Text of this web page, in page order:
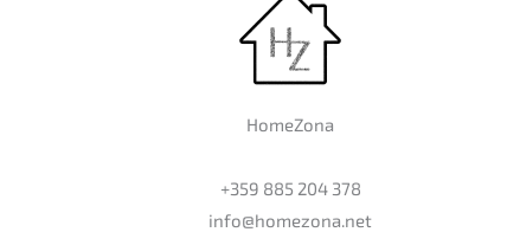
HomeZona
+359 885 204 378
info@homezona.net